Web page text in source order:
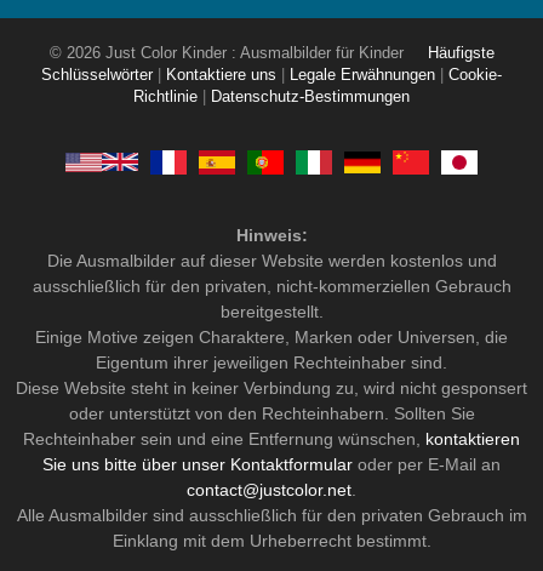
© 2026 Just Color Kinder : Ausmalbilder für Kinder
Häufigste
Schlüsselwörter
Kontaktiere uns Legale Erwähnungen
Cookie-
Richtlinie
Datenschutz-Bestimmungen
Hinweis:
Die Ausmalbilder auf dieser Website werden kostenlos und
ausschließlich für den privaten, nicht-kommerziellen Gebrauch
bereitgestellt.
Einige Motive zeigen Charaktere, Marken oder Universen, die
Eigentum ihrer jeweiligen Rechteinhaber sind.
Diese Website steht in keiner Verbindung zu, wird nicht gesponsert
oder unterstützt von den Rechteinhabern. Sollten Sie
Rechteinhaber sein und eine Entfernung wünschen, kontaktieren
Sie uns bitte über unser Kontaktformular oder per E-Mail an
contact@justcolor.net
Alle Ausmalbilder sind ausschließlich für den privaten Gebrauch im
Einklang mit dem Urheberrecht bestimmt.